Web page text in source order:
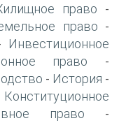
право -
право -
Инвестиционное
право -
- История -
Конституционное
право -